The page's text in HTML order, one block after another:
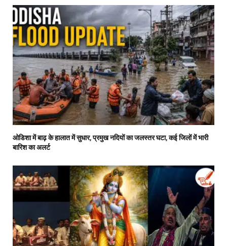
ओडिशा में बाढ़ के हालात में सुधार, प्रमुख नदियों का जलस्तर घटा, कई जिलों में भारी
बारिश का अलर्ट